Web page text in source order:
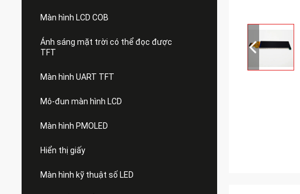
Màn hình LCD COB
Ánh sáng mặt trời có thể đọc được
TFT
Màn hình UART TFT
Mô-đun màn hình LCD
Màn hình PMOLED
Hiển thị giấy
Màn hình kỹ thuật số LED